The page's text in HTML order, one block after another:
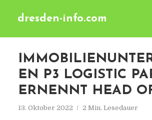
dresden-info.com
EN P3 LOGISTIC
ERNENNT HEAD
13. Oktober 2022 2 Min. Lesedauer